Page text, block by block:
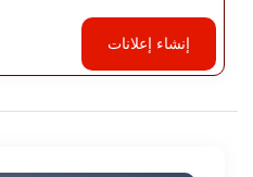
إنشاء إعلانات